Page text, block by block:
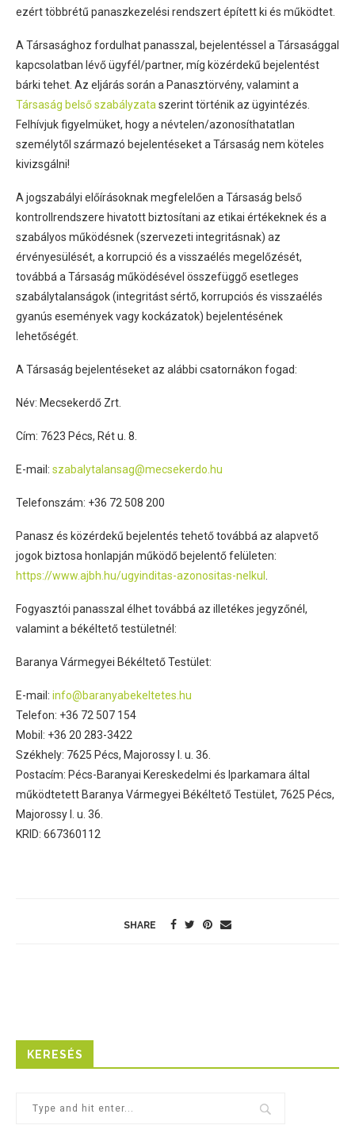
ezért többrétű panaszkezelési rendszert épített ki és működtet.
A Társasághoz fordulhat panasszal, bejelentéssel a Társasággal
kapcsolatban lévő ügyfél/partner, míg közérdekű bejelentést
bárki tehet. Az eljárás során a Panasztörvény, valamint a
Társaság belső szabályzataszerint történik az ügyintézés.
Felhívjuk figyelmüket, hogy a névtelen/azonosíthatatlan
személytől származó bejelentéseket a Társaság nem köteles
kivizsgálni!
A jogszabályi előírásoknak megfelelően a Társaság belső
kontrollrendszere hivatott biztosítani az etikai értékeknek és a
szabályos működésnek (szervezeti integritásnak) az
érvényesülését, a korrupció és a visszaélés megelőzését,
továbbá a Társaság működésével összefüggő esetleges
szabálytalanságok (integritást sértő, korrupciós és visszaélés
gyanús események vagy kockázatok) bejelentésének
lehetőségét.
A Társaság bejelentéseket az alábbi csatornákon fogad:
Név: Mecsekerdő Zrt.
Cím: 7623 Pécs, Rét u. 8.
E-mail: szabalytalansag@mecsekerdo.hu
Telefonszám: +36 72 508 200
Panasz és közérdekű bejelentés tehető továbbá az alapvető
jogok biztosa honlapján működő bejelentő felületen:
https://www.ajbh.hu/ugyinditas-azonositas-nelkul .
Fogyasztói panasszal élhet továbbá az illetékes jegyzőnél,
valamint a békéltető testületnél:
Baranya Vármegyei Békéltető Testület:
E-mail: info@baranyabekeltetes.hu
Telefon: +36 72 507 154
Mobil: +36 20 283-3422
Székhely: 7625 Pécs, Majorossy I. u. 36.
Postacím: Pécs-Baranyai Kereskedelmi és Iparkamara által
működtetett Baranya Vármegyei Békéltető Testület, 7625 Pécs,
Majorossy I. u. 36.
KRID: 667360112
SHARE
KERESÉS